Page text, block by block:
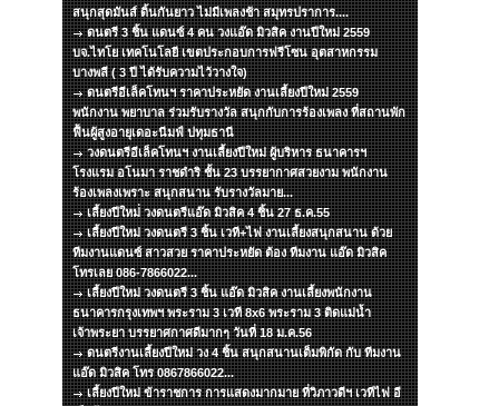
สนุกสุดมันส์ ดิ้นกันยาว ไม่มีเพลงช้า สมุทรปราการ....
ดนตรี 3 ชิ้น แดนซ์ 4 คน วงแอ๊ด มิวสิค งานปีใหม่ 2559
บจ.ไทโย เทคโนโลยี เขตประกอบการฟรีโซน อุตสาหกรรม
บางพลี ( 3 ปี ได้รับความไว้วางใจ)
ดนตรีอีเล็คโทนฯ ราคาประหยัด งานเลี้ยงปีใหม่ 2559
พนักงาน พยาบาล ร่วมรับรางวัล สนุกกับการร้องเพลง ที่สถานพัก
ฟื้นผู้สูงอายุเดอะนีมฟ์ ปทุมธานี
วงดนตรีอีเล็คโทนฯ งานเลี้ยงปีใหม่ ผู้บริหาร ธนาคารฯ
โรงแรม อโนมา ราชดำริ ชั้น 23 บรรยากาศสวยงาม พนักงาน
ร้องเพลงเพราะ สนุกสนาน รับรางวัลมาย...
เลี้ยงปีใหม่่ วงดนตรีแอ๊ด มิวสิค 4 ชิ้น 27 ธ.ค.55
เลี้ยงปีใหม่ วงดนตรี 3 ชิ้น เวที+ไฟ งานเลี้ยงสนุกสนาน ด้วย
ทีมงานแดนซ์ สาวสวย ราคาประหยัด ต้อง ทีมงาน แอ๊ด มิวสิค
โทรเลย 086-7866022...
เลี้ยงปีใหม่ วงดนตรี 3 ชิ้น แอ๊ด มิวสิค งานเลี้ยงพนักงาน
ธนาคารกรุงเทพฯ พระราม 3 เวที 8x6 พระราม 3 ติดแม่น้ำ
เจ้าพระยา บรรยาศกาศดีมากๆ วันที่ 18 ม.ค.56
ดนตรีงานเลี้ยงปีใหม่ วง 4 ชิ้น สนุกสนานเต็มพิกัด กับ ทีมงาน
แอ๊ด มิวสิค โทร 0867866022...
เลี้ยงปีใหม่ ข้าราชการ การแสดงมากมาย ที่วิภาวดีฯ เวทีไฟ อี